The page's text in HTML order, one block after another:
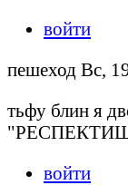
войти
пешеход Вс,
тьфу блин я
войти